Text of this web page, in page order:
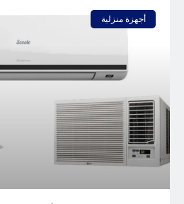
أجهزة منزلية